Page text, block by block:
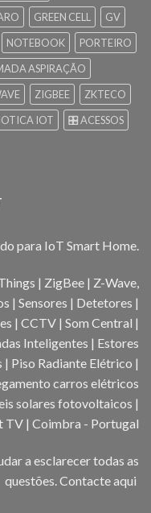
GREEN CELL
GV
NOTEBOOK
PORTEIRO
ASPIRAÇÃO
ZIGBEE
ZKTECO
IOT
🎛️ ACESSOS
para IoT Smart Home.
| ZigBee | Z-Wave,
| Sensores | Detetores |
| CCTV | Som Central |
Inteligentes | Estores
Piso Radiante Elétrico |
carros elétricos
solares fotovoltaicos |
TV | Coimbra - Portugal
a esclarecer todas as
questões. Contacte aqui